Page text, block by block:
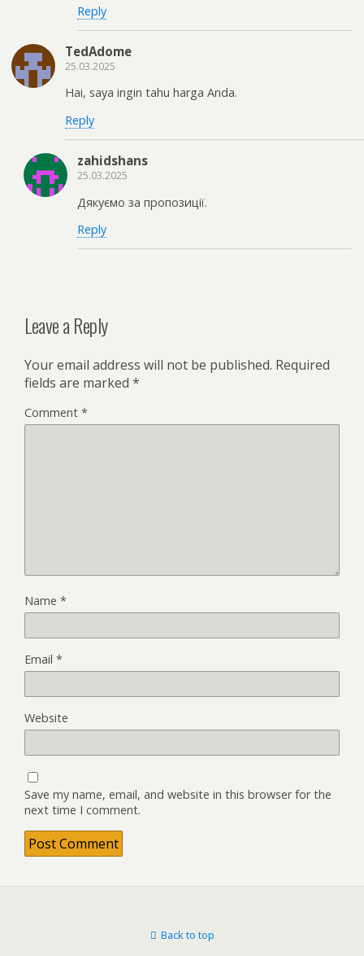
Reply
TedAdome
25.03.2025
Hai, saya ingin tahu harga Anda.
Reply
zahidshans
25.03.2025
Дякуємо за пропозиції.
Reply
Leave a Reply
Your email address will not be published. Required
fields are marked *
Comment *
Name *
Email *
Website
Save my name, email, and website in this browser for the
next time I comment.
Back to top